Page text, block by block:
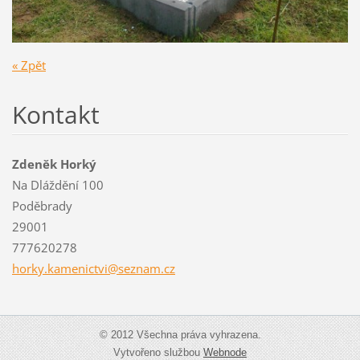
« Zpět
Kontakt
Zdeněk Horký
Na Dláždění 100
Poděbrady
29001
777620278
horky.kamenictvi@seznam.cz
© 2012 Všechna práva vyhrazena.
Vytvořeno službouWebnode